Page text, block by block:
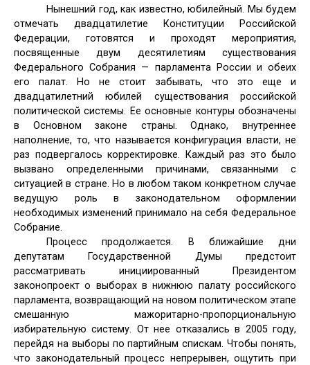
Нынешний год, как известно, юбилейный. Мы будем
отмечать двадцатилетие Конституции Российской
Федерации, готовятся и проходят мероприятия,
посвященные двум десятилетиям существования
Федерального Собрания — парламента России и обеих
его палат. Но не стоит забывать, что это еще и
двадцатилетний юбилей существования российской
политической системы. Ее основные контуры обозначены
в Основном законе страны. Однако, внутреннее
наполнение, то, что называется конфигурация власти, не
раз подвергалось корректировке. Каждый раз это было
вызвано определенными причинами, связанными с
ситуацией в стране. Но в любом таком конкретном случае
ведущую роль в законодательном оформлении
необходимых изменений принимало на себя Федеральное
Собрание.
Процесс продолжается. В ближайшие дни
депутатам Государственной Думы предстоит
рассматривать инициированный Президентом
законопроект о выборах в нижнюю палату российского
парламента, возвращающий на новом политическом этапе
смешанную мажоритарно-пропорциональную
избирательную систему. От нее отказались в 2005 году,
перейдя на выборы по партийным спискам. Чтобы понять,
что законодательный процесс непрерывен, ощутить при